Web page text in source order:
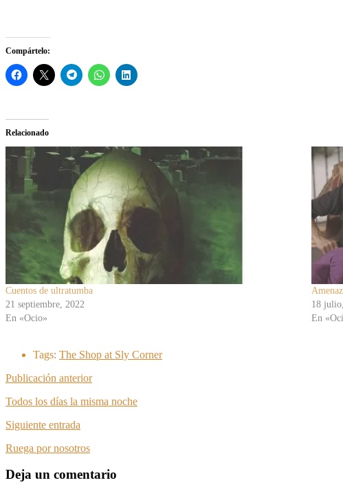
Compártelo:
Relacionado
Cuentos de ultratumba
21 septiembre, 2022
En «Ocio»
18
En
Tags: The Shop at Sly Corner
Publicación anterior
Todos los días la misma noche
Siguiente entrada
Ruega por nosotros
Deja un comentario